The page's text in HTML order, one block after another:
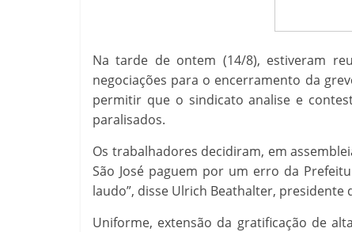
Na tarde de ontem (14/8), estiveram
negociações para o encerramento da
permitir que o sindicato analise e
paralisados.
Os trabalhadores decidiram, em
São José paguem por um erro da
laudo”, disse Ulrich Beathalter, presidente
Uniforme, extensão da gratificação de